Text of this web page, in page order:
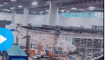
Play